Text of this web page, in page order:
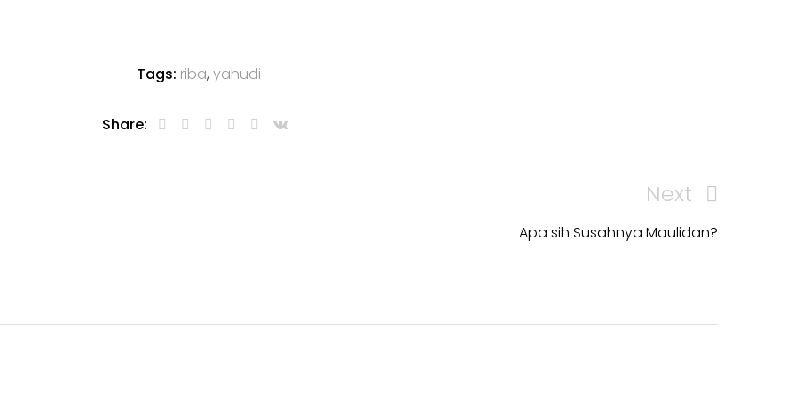
Tags: riba, yahudi
Share:
Next
Post
Next
Apa sih Susahnya Maulidan?